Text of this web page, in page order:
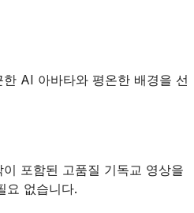
AI 아바타와 평온한 배경을 선
포함된 고품질 기독교 영상을
요 없습니다.